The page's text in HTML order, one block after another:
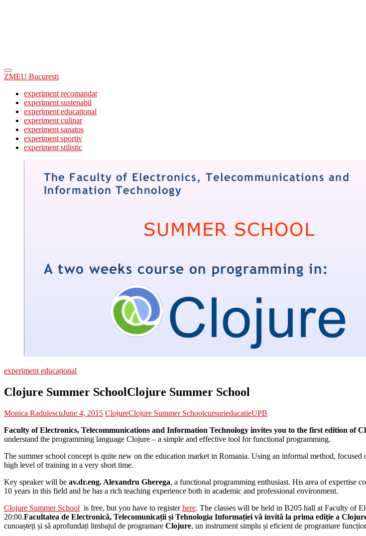
ZMEU Bucuresti
experiment recomandat
experiment sustenabil
experiment educational
experiment culinar
experiment sanatos
experiment sportiv
experiment stilistic
experiment educațional
Clojure Summer SchoolClojure Summer School
Monica RadulescuJune 4, 2015 ClojureClojure Summer SchoolcursurieducatieUPB
Faculty of Electronics, Telecommunications and Information Technology invites you to the first edition of
understand the programming language Clojure – a simple and effective tool for functional programming.
The summer school concept is quite new on the education market in Romania. Using an informal method,
high level of training in a very short time.
Key speaker will be av.dr.eng. Alexandru Gherega, a functional programming enthusiast. His area of ​​expertise
10 years in this field and he has a rich teaching experience both in academic and professional environment.
Clojure Summer School is free, but you have to registerhere. The classes will be held in B205 hall at Faculty of
20:00.Facultatea de Electronică, Telecomunicații și Tehnologia Informației vă invită la prima ediție a
cunoașteți și să aprofundați limbajul de programare Clojure, un instrument simplu și eficient de programare